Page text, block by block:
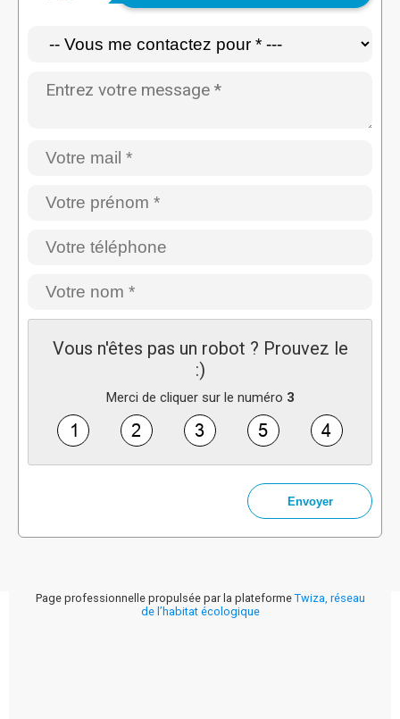
Vous n'êtes pas un robot ? Prouvez le
:)
Merci de cliquer sur le numéro 3
Page professionnelle propulsée par la plateforme Twiza, réseau
de l’habitat écologique